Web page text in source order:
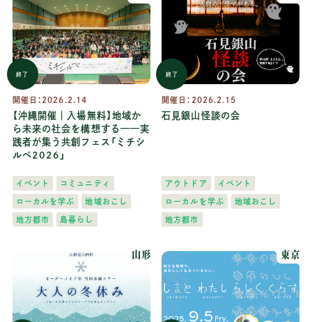
終了
開催日： 2026.2.14
【沖縄開催｜入場無料】地域か
ら未来の社会を構想する——実
践者が集う共創フェス「ミチシ
ルベ2026」
イベント コミュニティ
ローカルを学ぶ 地域おこし
地方都市 島暮らし
終了
開催日： 2026.2.15
石見銀山怪談の会
アウトドア イベント
ローカルを学ぶ 地域おこし
地方都市
山形 東京